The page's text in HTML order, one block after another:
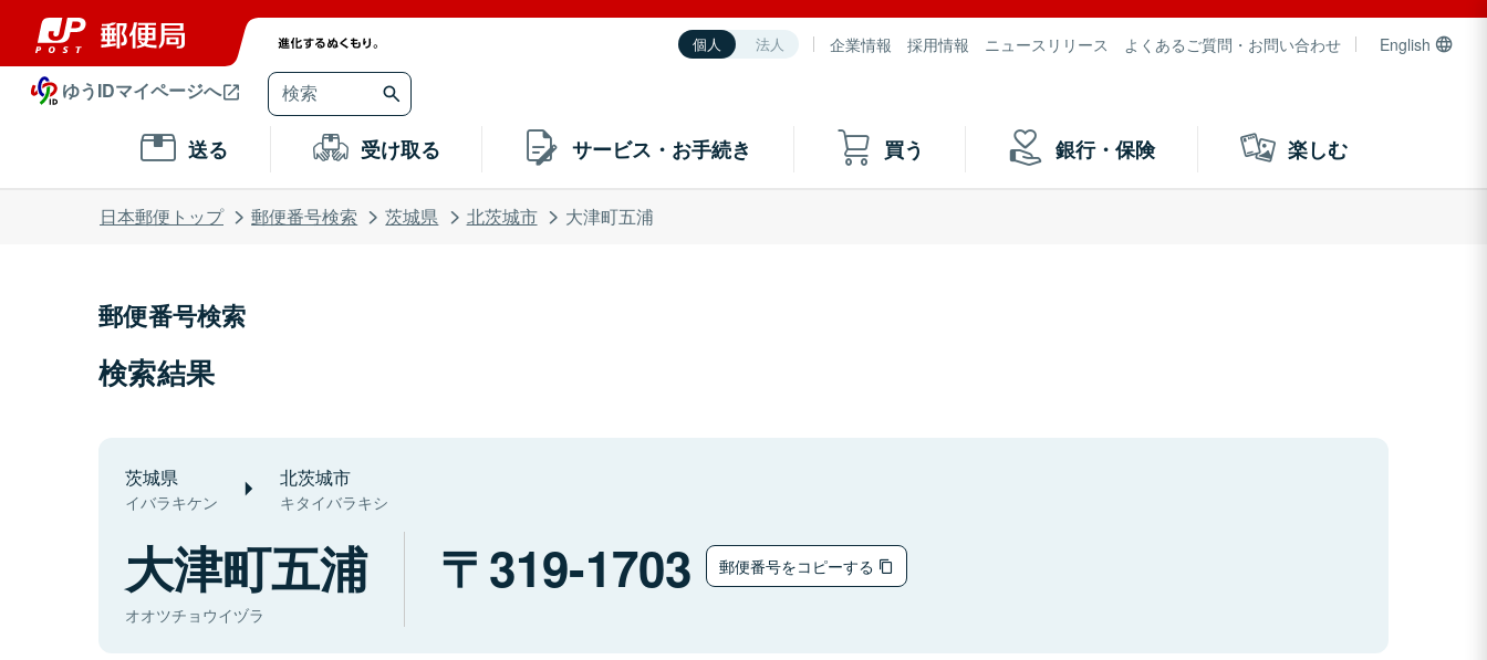
個人 法人 企業情報 採用情報 ニュースリリース よくあるご質問・お問い合わせ English
ゆうIDマイページへ
送る 受け取る サービス・お手続き 買う 銀行・保険 楽しむ
日本郵便トップ 郵便番号検索 茨城県 北茨城市 大津町五浦
郵便番号検索
検索結果
茨城県
イバラキケン
北茨城市
キタイバラキシ
大津町五浦
オオツチョウイヅラ
319-1703 郵便番号をコピーする